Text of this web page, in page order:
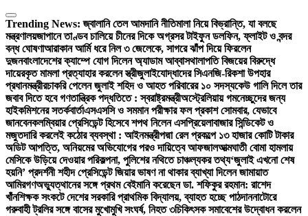
Skip
to
content
Trending News: জ্বালানি তেল আমদানি নীতিমালা নিয়ে বিভ্রান্তি, যা বলছে
মন্ত্রণালয়জাপানে তাণ্ডব চালিয়ে চীনের দিকে অগ্রসর টাইফুন ডলফিন, ফ্লাইট ও বন্দর
বন্ধ ঘোষণাআরাকান আর্মি ধরে নিল ৩ জেলেকে, সাগরে ঝাঁপ দিয়ে ফিরলেন
দুজনবাংলাদেশের ক্যাম্পে যোগ দিলেন অ্যাডাম আব্বাসথালাপতি বিজয়ের বিরুদ্ধে
দায়েরকৃত মামলা প্রত্যাহার করলেন স্ত্রীজুলাইযোদ্ধাদের সিএনজি-রিকশা উপহার
প্রধানমন্ত্রীরচাকরি পেলেন জুলাই শহিদ ও আহত পরিবারের ১০ সদস্যকেউ গালি দিলে তার
জবাব দিতে হবে গণতান্ত্রিক পদ্ধতিতে : স্বরাষ্ট্রমন্ত্রীঅস্ট্রেলিয়ায় গমনেচ্ছুদের জন্য
হাইকমিশনের সতর্কবার্তাএসএসসি ও সমমান পরীক্ষার ফল প্রকাশ সোমবার, যেভাবে
জানবেনকলম্বিয়ার প্রেসিডেন্ট হিসেবে শপথ নিলেন এসপ্রিয়েলাবাজার সিন্ডিকেট ও
মজুতদারি করলেই কঠোর ব্যবস্থা : আইনমন্ত্রীপদ্মা রেল প্রকল্পে ১৩ হাজার কোটি টাকার
অডিট আপত্তি, অনিয়মের অভিযোগের পরও দায়িত্বে আফজালআত্মঘাতী বোমা হামলায়
মেসিকে উড়িয়ে দেওয়ার পরিকল্পনা, পুলিশের নথিতে চাঞ্চল্যকর তথ্য‘জুলাই এখনো শেষ
হয়নি’ প্রদর্শনী শহীদ প্রেসিডেন্ট জিয়ার ভাষণ না থাকার ব্যাখ্যা দিলেন জামায়াত
আমিরগণঅভ্যুত্থানের সঙ্গে প্রথম বেইমানি করেছেন ডা. শফিকুর রহমান: রাশেদ
খাঁনশিক্ষক সংকটে দেশের সরকারি প্রাথমিক বিদ্যালয়, ব্যাহত হচ্ছে পাঠদাননাটোরে
গরুবাহী ট্রলির সঙ্গে বাসের মুখোমুখি সংঘর্ষ, নিহত ৩চিকিৎসক সমাবেশের উদ্বোধন করলেন